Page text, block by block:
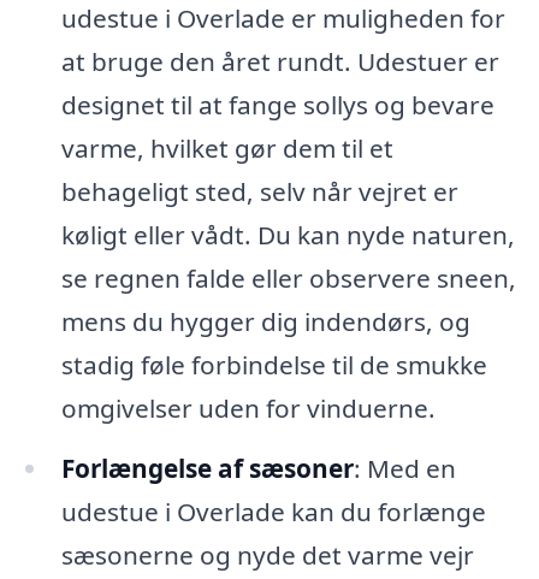
udestue i Overlade er muligheden for
at bruge den året rundt. Udestuer er
designet til at fange sollys og bevare
varme, hvilket gør dem til et
behageligt sted, selv når vejret er
køligt eller vådt. Du kan nyde naturen,
se regnen falde eller observere sneen,
mens du hygger dig indendørs, og
stadig føle forbindelse til de smukke
omgivelser uden for vinduerne.
Forlængelse af sæsoner: Med en
udestue i Overlade kan du forlænge
sæsonerne og nyde det varme vejr